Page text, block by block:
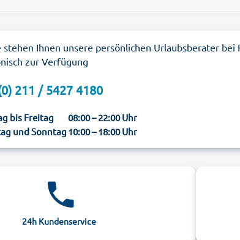
stehen Ihnen unsere persönlichen Urlaubsberater bei
zur Verfügung
211 / 5427 4180
bis Freitag
08:00 – 22:00 Uhr
und Sonntag10:00 – 18:00 Uhr
24h Kundenservice